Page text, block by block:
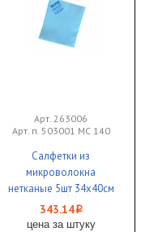
Арт. 263006
Арт. п. 503001 МС 140
Салфетки из
микроволокна
нетканые 5шт 34х40см
140 г/м синие
Микроспан 1/15 IWIPE
343.14i
цена за штуку